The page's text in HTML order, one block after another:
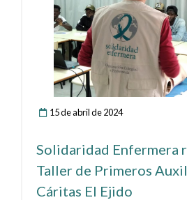
15 de abril de 2024
Solidaridad Enfermera
Taller de Primeros
Cáritas El Ejido